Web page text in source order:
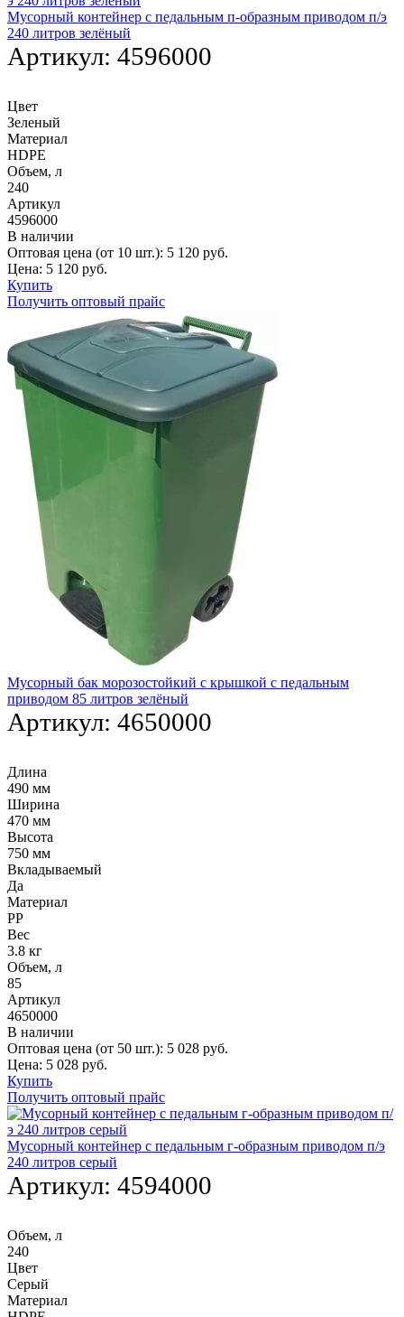
Мусорный контейнер с педальным п-образным приводом п/э
240 литров зелёный
Артикул: 4596000
Цвет
Зеленый
Материал
HDPE
Объем, л
240
Артикул
4596000
В наличии
Оптовая цена (от 10 шт.): 5 120 руб.
Цена: 5 120 руб.
Купить
Получить оптовый прайс
Мусорный бак морозостойкий с крышкой с педальным
приводом 85 литров зелёный
Артикул: 4650000
Длина
490 мм
Ширина
470 мм
Высота
750 мм
Вкладываемый
Да
Материал
PP
Вес
3.8 кг
Объем, л
85
Артикул
4650000
В наличии
Оптовая цена (от 50 шт.): 5 028 руб.
Цена: 5 028 руб.
Купить
Получить оптовый прайс
Мусорный контейнер с педальным г-образным приводом п/э
240 литров серый
Артикул: 4594000
Объем, л
240
Цвет
Серый
Материал